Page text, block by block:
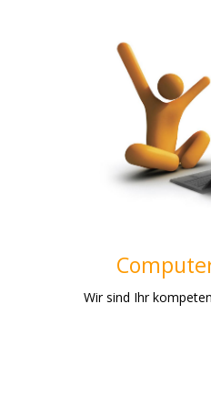
Wir sind Ihr
IT
kompetenter IT
& Hardware
Ihnen intelligente